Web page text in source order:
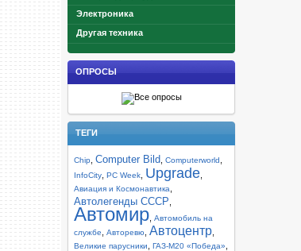
Электроника
Другая техника
ОПРОСЫ
ТЕГИ
Chip Computer Bild Computerworld
InfoCity PC Week Upgrade
Авиация и Космонавтика
Автолегенды СССР
Автомир Автомобиль на
службе
Авторевю Автоцентр
Великие парусники ГАЗ-М20 «Победа»